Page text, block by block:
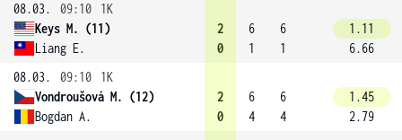
08.03.
09:10
1K
Keys M. (11)
Liang E.
2
0
6
1
6
1
1.11
6.66
08.03.
09:10
1K
Vondroušová M. (12)
Bogdan A.
2
0
6
4
6
4
1.45
2.79